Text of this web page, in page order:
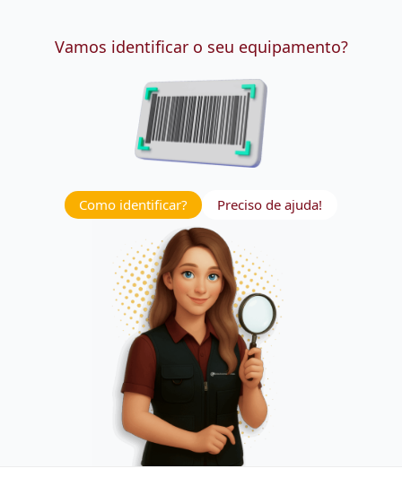
Vamos identificar o seu equipamento?
Como identificar? Preciso de ajuda!